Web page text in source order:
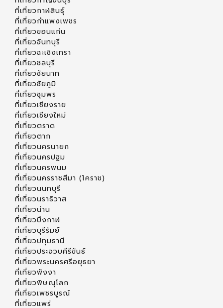
ที่เที่ยวกาฬสินธุ์
ที่เที่ยวกำแพงเพชร
ที่เที่ยวขอนแก่น
ที่เที่ยวจันทบุรี
ที่เที่ยวฉะเชิงเทรา
ที่เที่ยวชลบุรี
ที่เที่ยวชัยนาท
ที่เที่ยวชัยภูมิ
ที่เที่ยวชุมพร
ที่เที่ยวเชียงราย
ที่เที่ยวเชียงใหม่
ที่เที่ยวตราด
ที่เที่ยวตาก
ที่เที่ยวนครนายก
ที่เที่ยวนครปฐม
ที่เที่ยวนครพนม
ที่เที่ยวนครราชสีมา (โคราช)
ที่เที่ยวนนทบุรี
ที่เที่ยวนราธิวาส
ที่เที่ยวน่าน
ที่เที่ยวบึงกาฬ
ที่เที่ยวบุรีรัมย์
ที่เที่ยวปทุมธานี
ที่เที่ยวประจวบคีรีขันธ์
ที่เที่ยวพระนครศรีอยุธยา
ที่เที่ยวพังงา
ที่เที่ยวพิษณุโลก
ที่เที่ยวเพชรบูรณ์
ที่เที่ยวแพร่